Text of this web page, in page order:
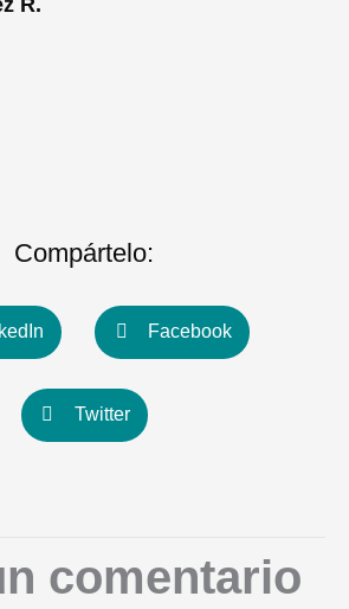
Compártelo:
Facebook
Twitter
comentario